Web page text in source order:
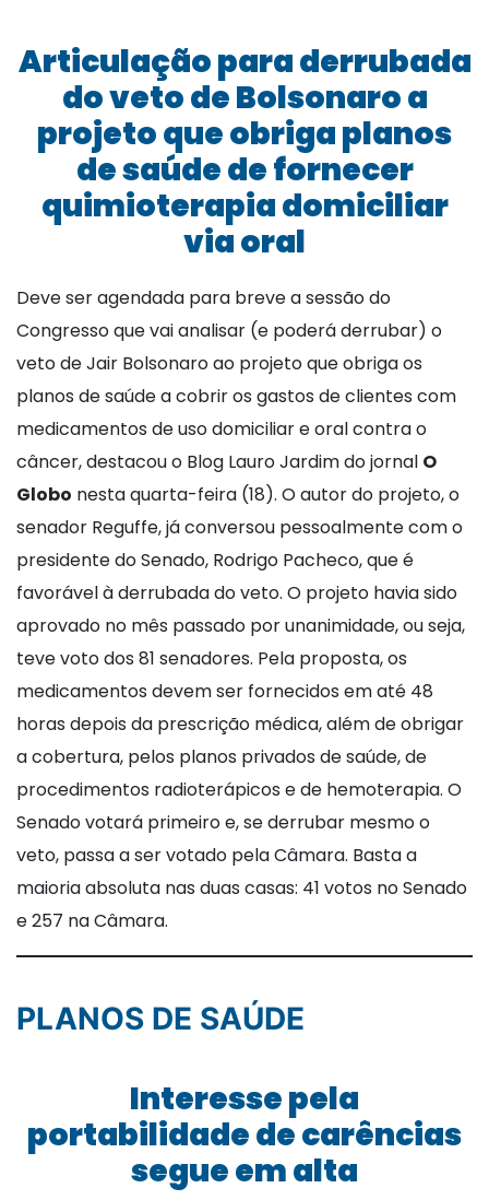
Articulação para derrubada
do veto de Bolsonaro a
projeto que obriga planos
de saúde de fornecer
quimioterapia domiciliar
via oral
Deve ser agendada para breve a sessão do
Congresso que vai analisar (e poderá derrubar) o
veto de Jair Bolsonaro ao projeto que obriga os
planos de saúde a cobrir os gastos de clientes com
medicamentos de uso domiciliar e oral contra o
câncer, destacou o Blog Lauro Jardim do jornal O
Globo nesta quarta-feira (18). O autor do projeto, o
senador Reguffe, já conversou pessoalmente com o
presidente do Senado, Rodrigo Pacheco, que é
favorável à derrubada do veto. O projeto havia sido
aprovado no mês passado por unanimidade, ou seja,
teve voto dos 81 senadores. Pela proposta, os
medicamentos devem ser fornecidos em até 48
horas depois da prescrição médica, além de obrigar
a cobertura, pelos planos privados de saúde, de
procedimentos radioterápicos e de hemoterapia. O
Senado votará primeiro e, se derrubar mesmo o
veto, passa a ser votado pela Câmara. Basta a
maioria absoluta nas duas casas: 41 votos no Senado
e 257 na Câmara.
PLANOS DE SAÚDE
Interesse pela
portabilidade de carências
segue em alta